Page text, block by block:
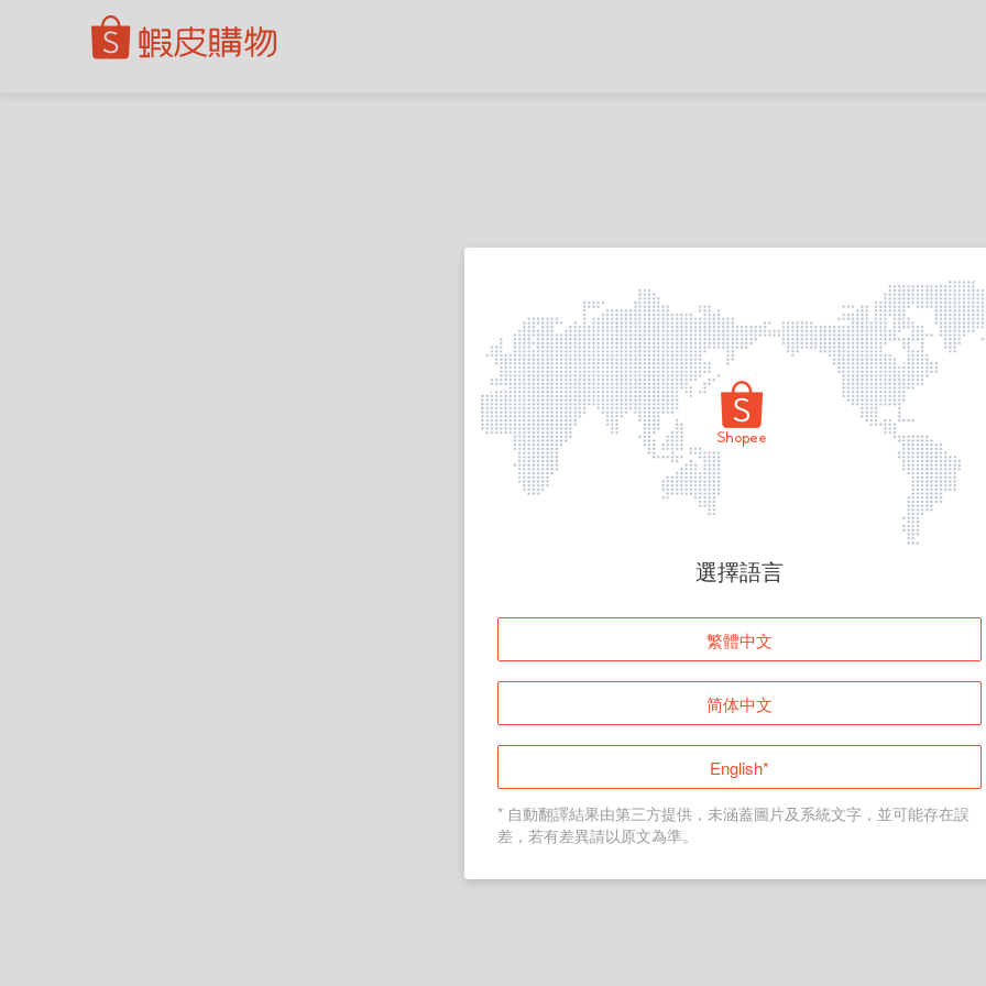
頁面無法顯示
登入
返回首頁
選擇語言
繁體中文
简体中文
English*
* 自動翻譯結果由第三方提供，未涵蓋圖片及系統文字，並可能存在誤
差，若有差異請以原文為準。